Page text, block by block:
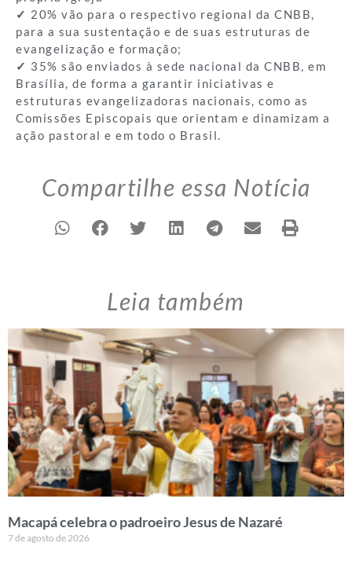
✓ 20% vão para o respectivo regional da CNBB,
para a sua sustentação e de suas estruturas de
evangelização e formação;
✓ 35% são enviados à sede nacional da CNBB, em
Brasília, de forma a garantir iniciativas e
estruturas evangelizadoras nacionais, como as
Comissões Episcopais que orientam e dinamizam a
ação pastoral e em todo o Brasil.
Compartilhe essa Notícia
Leia também
Macapá celebra o padroeiro Jesus de Nazaré
7 de agosto de 2026